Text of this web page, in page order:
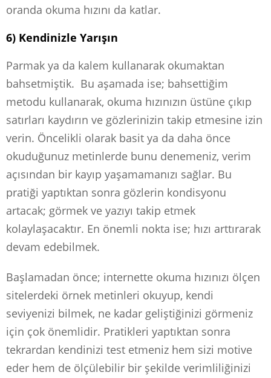
oranda okuma hızını da katlar.
6) Kendinizle Yarışın
Parmak ya da kalem kullanarak okumaktan
bahsetmiştik. Bu aşamada ise; bahsettiğim
metodu kullanarak, okuma hızınızın üstüne çıkıp
satırları kaydırın ve gözlerinizin takip etmesine izin
verin. Öncelikli olarak basit ya da daha önce
okuduğunuz metinlerde bunu denemeniz, verim
açısından bir kayıp yaşamamanızı sağlar. Bu
pratiği yaptıktan sonra gözlerin kondisyonu
artacak; görmek ve yazıyı takip etmek
kolaylaşacaktır. En önemli nokta ise; hızı arttırarak
devam edebilmek.
Başlamadan önce; internette okuma hızınızı ölçen
sitelerdeki örnek metinleri okuyup, kendi
seviyenizi bilmek, ne kadar geliştiğinizi görmeniz
için çok önemlidir. Pratikleri yaptıktan sonra
tekrardan kendinizi test etmeniz hem sizi motive
eder hem de ölçülebilir bir şekilde verimliliğinizi